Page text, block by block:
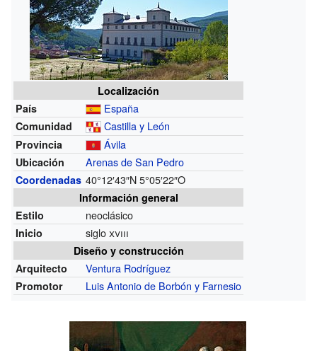
Localización
País
España
Comunidad Castilla y León
Provincia Ávila
Ubicación Arenas de San Pedro
Coordenadas 40°12′43″N5°05′22″O
Información general
Estilo
neoclásico
Inicio sigloxviii
Diseño y construcción
Arquitecto
Ventura Rodríguez
Promotor Luis Antonio de Borbón y Farnesio